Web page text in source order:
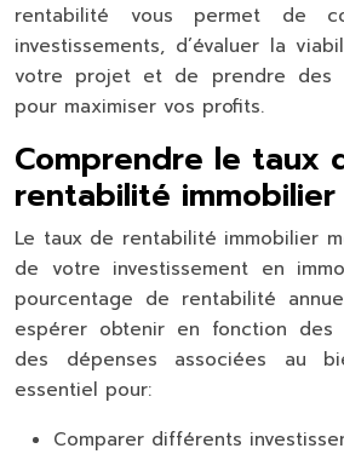
rentabilité vous permet de
investissements, d’évaluer la
votre projet et de prendre des
pour maximiser vos profits.
Comprendre le taux
rentabilité immobilier
Le taux de rentabilité immobilier
de votre investissement en
pourcentage de rentabilité
espérer obtenir en fonction des
des dépenses associées au
essentiel pour:
Comparer différents